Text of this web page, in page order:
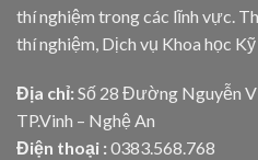
thí nghiệm trong các lĩnh vực.
thí nghiệm, Dịch vụ Khoa học
Địa chỉ: Số 28 Đường Nguyễn
TP.Vinh – Nghệ An
Điện thoại : 0383.568.768